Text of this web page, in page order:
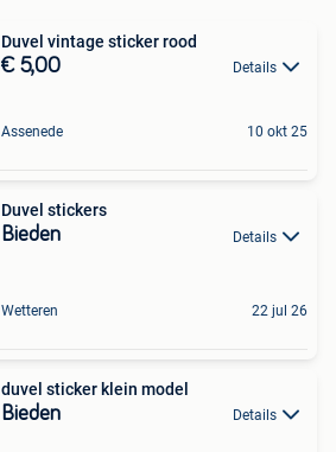
Duvel vintage sticker rood
€ 5,00 Details
Assenede 10 okt 25
Duvel stickers
Bieden Details
Wetteren 22 jul 26
duvel sticker klein model
Bieden Details